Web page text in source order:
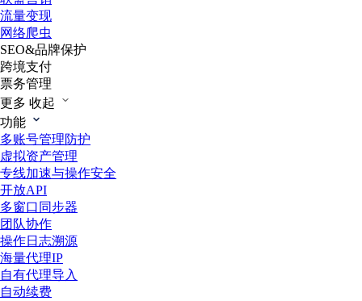
流量变现
网络爬虫
SEO&品牌保护
跨境支付
票务管理
更多 收起
功能
多账号管理防护
虚拟资产管理
专线加速与操作安全
开放API
多窗口同步器
团队协作
操作日志溯源
海量代理IP
自有代理导入
自动续费